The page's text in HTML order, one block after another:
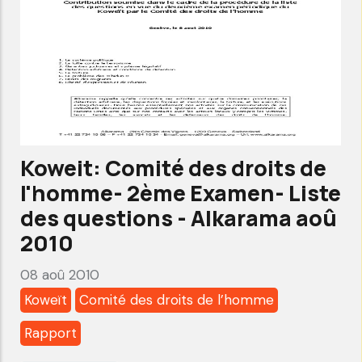
l'homme
Examen
-
Rapport
alternatif-
Alkarama
Sep
2010
Koweit: Comité des droits de
l'homme- 2ème Examen- Liste
des questions - Alkarama aoû
2010
08 aoû 2010
Koweït
Comité des droits de l’homme
Rapport